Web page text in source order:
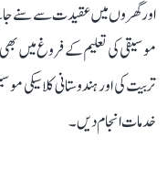
اور گھروں میں عقیدت سے سنے
موسیقی کی تعلیم کے فروغ میں بھی
تربیت کی اور ہندوستانی کلاسیکی
خدمات انجام دیں۔